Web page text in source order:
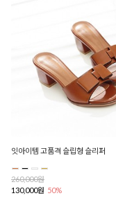
잇아이템 고품격 슬립형 슬리퍼
260,000원
130,000원 50%